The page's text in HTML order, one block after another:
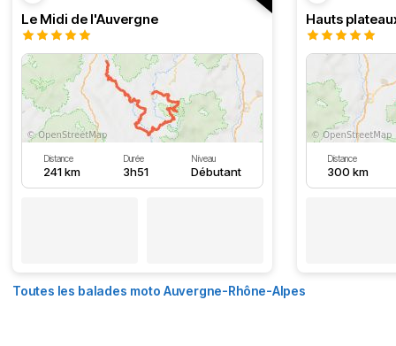
Le Midi de l'Auvergne
Distance
241 km
Durée
3h51
Niveau
Débutant
Hauts
Distance
300 km
Toutes les balades moto Auvergne-Rhône-Alpes